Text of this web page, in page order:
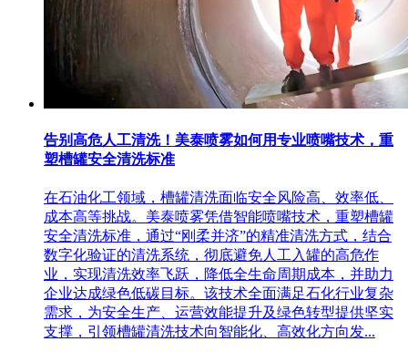
告别高危人工清洗！美泰喷雾如何用专业喷嘴技术，重
塑槽罐安全清洗标准
在石油化工领域，槽罐清洗面临安全风险高、效率低、
成本高等挑战。美泰喷雾凭借智能喷嘴技术，重塑槽罐
安全清洗标准，通过“刚柔并济”的精准清洗方式，结合
数字化验证的清洗系统，彻底避免人工入罐的高危作
业，实现清洗效率飞跃，降低全生命周期成本，并助力
企业达成绿色低碳目标。该技术全面满足石化行业复杂
需求，为安全生产、运营效能提升及绿色转型提供坚实
支撑，引领槽罐清洗技术向智能化、高效化方向发...